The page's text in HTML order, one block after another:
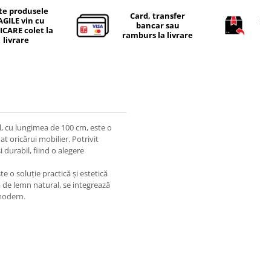
produsele
vin cu
colet la
livrare
Card, transfer
bancar sau
ramburs la livrare
lungimea de 100 cm, este o
oricărui mobilier. Potrivit
durabil, fiind o alegere
o soluție practică și estetică
lemn natural, se integrează